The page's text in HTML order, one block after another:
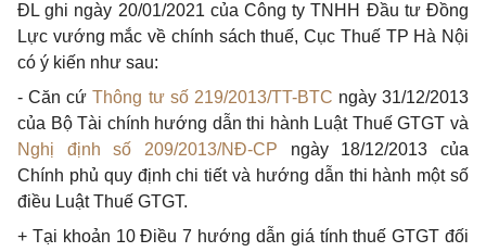
ĐL ghi ngày 20/01/2021 của Công ty TNHH Đầu tư Đồng
Lực vướng mắc về chính sách thuế, Cục Thuế TP Hà Nội
có ý kiến như sau:
- Căn cứThông tư số219/2013/TT-BTC ngày 31/12/2013
của Bộ Tài chính hướng dẫn thi hành Luật Thuế GTGT và
Nghị định số 209/2013/NĐ-CP ngày 18/12/2013 của
Chính phủ quy định chi tiết và hướng dẫn thi hành một số
điều Luật Thuế GTGT.
+ Tại khoản 10 Điều 7 hướng dẫn giá tính thuế GTGT đối